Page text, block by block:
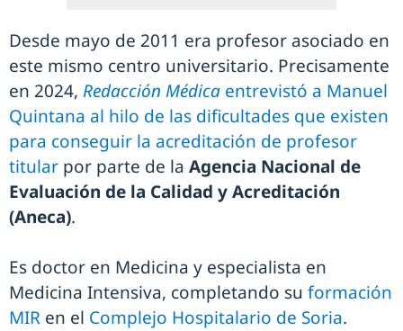
Desde mayo de 2011 era profesor asociado en
este mismo centro universitario. Precisamente
en 2024, Redacción Médica entrevistó a Manuel
Quintana al hilo de las dificultades que existen
para conseguir la acreditación de profesor
titular por parte de la Agencia Nacional de
Evaluación de la Calidad y Acreditación
(Aneca).
Es doctor en Medicina y especialista en
Medicina Intensiva, completando su formación
MIR en el Complejo Hospitalario de Soria.